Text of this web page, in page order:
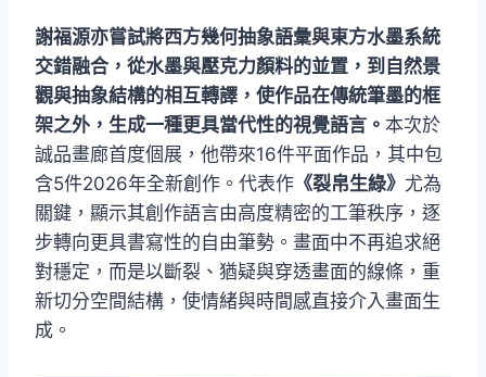
謝福源亦嘗試將西方幾何抽象語彙與東方水墨系統
交錯融合，從水墨與壓克力顏料的並置，到自然景
觀與抽象結構的相互轉譯，使作品在傳統筆墨的框
架之外，生成一種更具當代性的視覺語言。 本次於
誠品畫廊首度個展，他帶來16件平面作品，其中包
含5件2026年全新創作。代表作 《裂帛生綠》 尤為
關鍵，顯示其創作語言由高度精密的工筆秩序，逐
步轉向更具書寫性的自由筆勢。畫面中不再追求絕
對穩定，而是以斷裂、猶疑與穿透畫面的線條，重
新切分空間結構，使情緒與時間感直接介入畫面生
成。